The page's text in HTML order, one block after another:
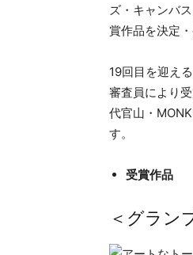
ズ・キャンバ
賞作品を決定
19回目を迎え
審査員により
代官山・
す。
受賞作品
＜グラン